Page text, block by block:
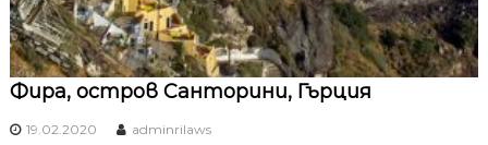
Фира, остров Санторини, Гърция
19.02.2020 adminrilaws